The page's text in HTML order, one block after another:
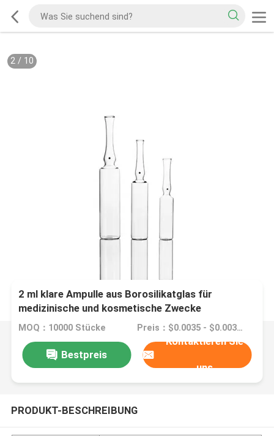
2/ 10
2 ml klare Ampulle aus Borosilikatglas für
medizinische und kosmetische Zwecke
MOQ：10000 Stücke Preis：$0.0035 - $0.0039/pieces
Bestpreis
Kontaktieren Sie
uns
PRODUKT-BESCHREIBUNG